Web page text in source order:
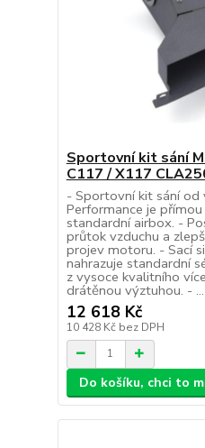
Sportovní kit sání
C117 / X117
- Sportovní kit sání od
Performance je
standardní airbox. -
průtok vzduchu a
projev motoru. - Sací
nahrazuje standardní
z vysoce kvalitního
drátěnou výztuhou. - ...
12 618 Kč
10 428 Kč bez DPH
Do košíku, chci to